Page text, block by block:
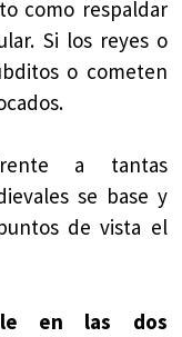
como respaldar
Si los reyes o
o cometen
a tantas
se base y
de vista el
en las dos